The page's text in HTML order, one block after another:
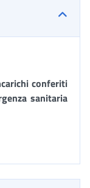
conferiti
sanitaria